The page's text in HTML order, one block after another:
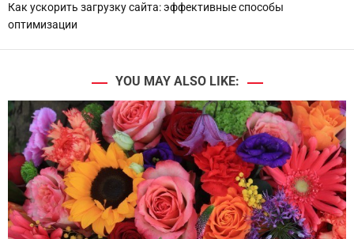
Как ускорить загрузку сайта: эффективные способы
оптимизации
YOU MAY ALSO LIKE: